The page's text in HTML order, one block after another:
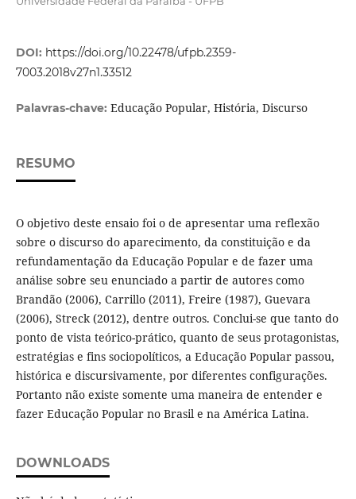
DOI: https://doi.org/10.22478/ufpb.2359-
7003.2018v27n1.33512
Palavras-chave: Educação Popular, História, Discurso
RESUMO
O objetivo deste ensaio foi o de apresentar uma reflexão
sobre o discurso do aparecimento, da constituição e da
refundamentação da Educação Popular e de fazer uma
análise sobre seu enunciado a partir de autores como
Brandão (2006), Carrillo (2011), Freire (1987), Guevara
(2006), Streck (2012), dentre outros. Conclui-se que tanto do
ponto de vista teórico-prático, quanto de seus protagonistas,
estratégias e fins sociopolíticos, a Educação Popular passou,
histórica e discursivamente, por diferentes configurações.
Portanto não existe somente uma maneira de entender e
fazer Educação Popular no Brasil e na América Latina.
DOWNLOADS